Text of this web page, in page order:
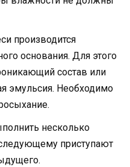
производится
основания. Для этого
состав или
эмульсия. Необходимо
несколько
приступают